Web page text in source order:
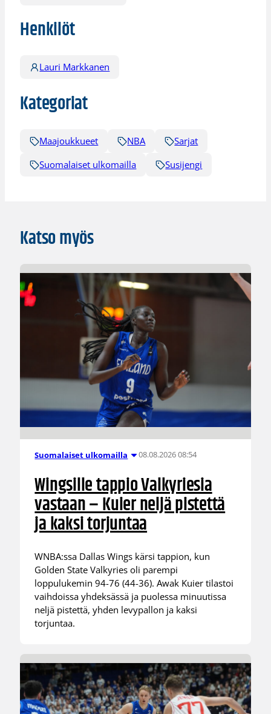
Henkilöt
Lauri Markkanen
Kategoriat
Maajoukkueet NBA
Sarjat
Suomalaiset ulkomailla
Susijengi
Katso myös
Suomalaiset ulkomailla 08.08.2026 08:54
Wingsille tappio Valkyriesia
vastaan – Kuier neljä pistettä
ja kaksi torjuntaa
WNBA:ssa Dallas Wings kärsi tappion, kun
Golden State Valkyries oli parempi
loppulukemin 94-76 (44-36). Awak Kuier tilastoi
vaihdoissa yhdeksässä ja puolessa minuutissa
neljä pistettä, yhden levypallon ja kaksi
torjuntaa.